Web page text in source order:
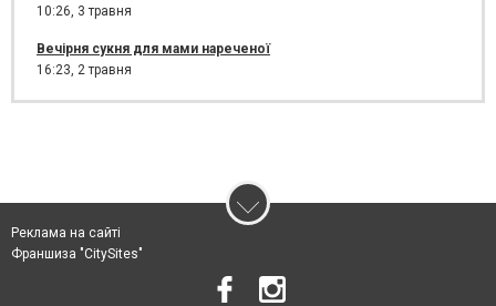
10:26, 3 травня
Вечірня сукня для мами нареченої
16:23, 2 травня
Реклама на сайті
Франшиза "CitySites"